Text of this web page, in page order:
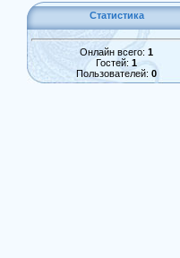
Статистика
Онлайн всего: 1
Гостей: 1
Пользователей: 0